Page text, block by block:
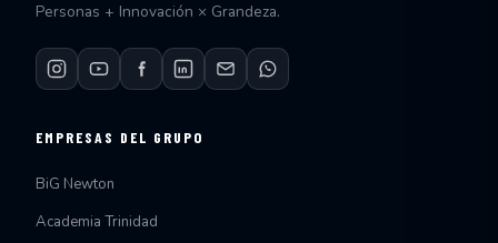
Personas + Innovación × Grandeza.
EMPRESAS DEL GRUPO
BiG Newton
Academia Trinidad